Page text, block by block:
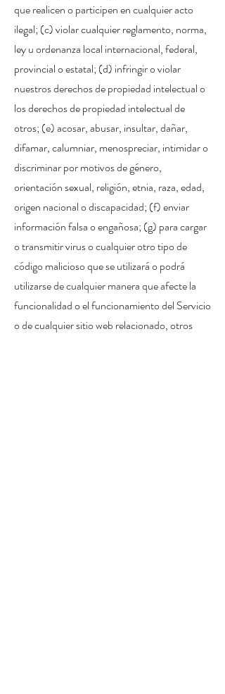
que realicen o participen en cualquier acto
ilegal; (c) violar cualquier reglamento, norma,
ley u ordenanza local internacional, federal,
provincial o estatal; (d) infringir o violar
nuestros derechos de propiedad intelectual o
los derechos de propiedad intelectual de
otros; (e) acosar, abusar, insultar, dañar,
difamar, calumniar, menospreciar, intimidar o
discriminar por motivos de género,
orientación sexual, religión, etnia, raza, edad,
origen nacional o discapacidad; (f) enviar
información falsa o engañosa; (g) para cargar
o transmitir virus o cualquier otro tipo de
código malicioso que se utilizará o podrá
utilizarse de cualquier manera que afecte la
funcionalidad o el funcionamiento del Servicio
o de cualquier sitio web relacionado, otros